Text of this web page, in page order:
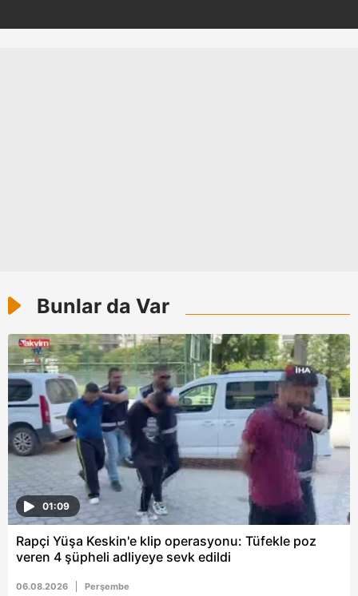
Bunlar da Var
01:09
Rapçi Yüşa Keskin'e klip operasyonu: Tüfekle poz
veren 4 şüpheli adliyeye sevk edildi
06.08.2026 Perşembe